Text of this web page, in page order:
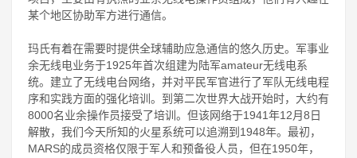
某个地区协助军方进行通信。
玛氏有着在需要时提供全球辅助应急通信的悠久历史。军事业
余无线电业务于1925年首次组建为陆军amateur无线电系
统。建立了无线电台网络，并对平民军官进行了军队无线电程
序和实践方面的强化培训。到第二次世界大战开始时，大约有
8000名业余操作员接受了培训。但该网络于1941年12月8日
解散，我们今天所知的火星系统可以追溯到1948年。最初，
MARS的成员资格仅限于军人和预备役人员，但在1950年，